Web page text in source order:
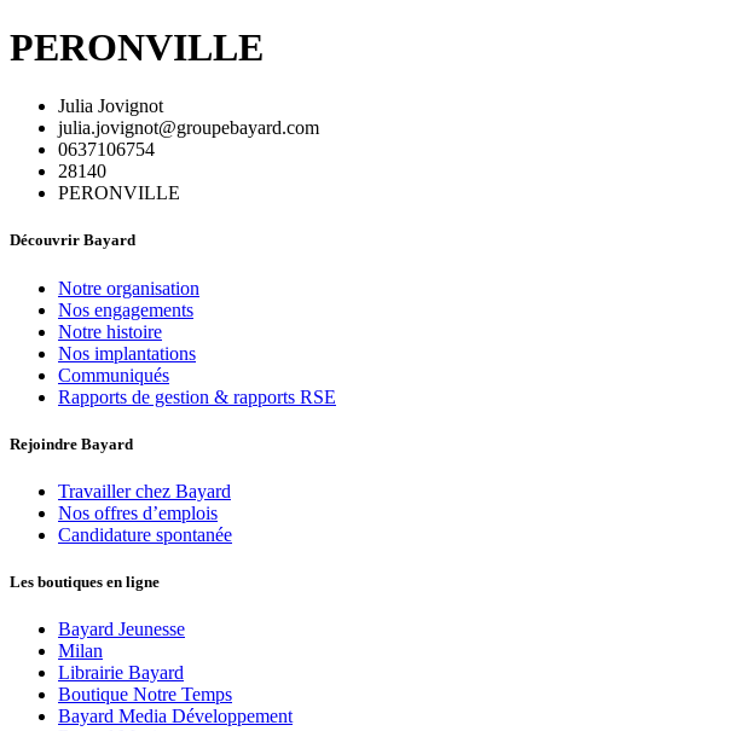
PERONVILLE
Julia Jovignot
julia.jovignot@groupebayard.com
0637106754
28140
PERONVILLE
Découvrir Bayard
Notre organisation
Nos engagements
Notre histoire
Nos implantations
Communiqués
Rapports de gestion & rapports RSE
Rejoindre Bayard
Travailler chez Bayard
Nos offres d’emplois
Candidature spontanée
Les boutiques en ligne
Bayard Jeunesse
Milan
Librairie Bayard
Boutique Notre Temps
Bayard Media Développement